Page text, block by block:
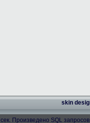
skin
сек. Произведено SQL